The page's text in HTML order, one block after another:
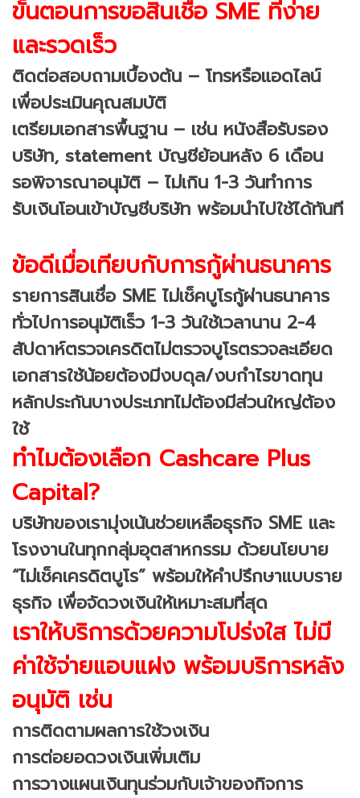
ขั้นตอนการขอสินเชื่อ SME ที่ง่าย
และรวดเร็ว
ติดต่อสอบถามเบื้องต้น – โทรหรือแอดไลน์
เพื่อประเมินคุณสมบัติ
เตรียมเอกสารพื้นฐาน – เช่น หนังสือรับรอง
บริษัท, statement บัญชีย้อนหลัง 6 เดือน
รอพิจารณาอนุมัติ – ไม่เกิน 1-3 วันทำการ
รับเงินโอนเข้าบัญชีบริษัท พร้อมนำไปใช้ได้ทันที
ข้อดีเมื่อเทียบกับการกู้ผ่านธนาคาร
รายการสินเชื่อ SME ไม่เช็คบูโรกู้ผ่านธนาคาร
ทั่วไปการอนุมัติเร็ว 1-3 วันใช้เวลานาน 2-4
สัปดาห์ตรวจเครดิตไม่ตรวจบูโรตรวจละเอียด
เอกสารใช้น้อยต้องมีงบดุล/งบกำไรขาดทุน
หลักประกันบางประเภทไม่ต้องมีส่วนใหญ่ต้อง
ใช้
ทำไมต้องเลือก Cashcare Plus
Capital?
บริษัทของเรามุ่งเน้นช่วยเหลือธุรกิจ SME และ
โรงงานในทุกกลุ่มอุตสาหกรรม ด้วยนโยบาย
“ไม่เช็คเครดิตบูโร” พร้อมให้คำปรึกษาแบบราย
ธุรกิจ เพื่อจัดวงเงินให้เหมาะสมที่สุด
เราให้บริการด้วยความโปร่งใส ไม่มี
ค่าใช้จ่ายแอบแฝง พร้อมบริการหลัง
อนุมัติ เช่น
การติดตามผลการใช้วงเงิน
การต่อยอดวงเงินเพิ่มเติม
การวางแผนเงินทุนร่วมกับเจ้าของกิจการ